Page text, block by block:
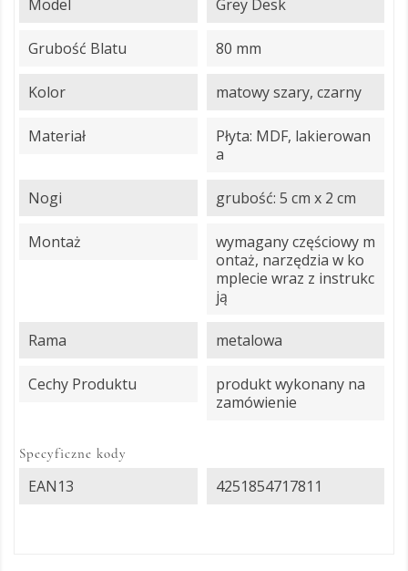
Model Grey Desk
Grubość Blatu 80 mm
Kolor matowy szary, czarny
Materiał
Płyta: MDF, lakierowan
a
Nogi grubość: 5 cm x 2 cm
Montaż
wymagany częściowy m
ontaż, narzędzia w ko
mplecie wraz z instrukc
ją
Rama metalowa
Cechy Produktu
produkt wykonany na
zamówienie
Specyficzne kody
EAN13 4251854717811